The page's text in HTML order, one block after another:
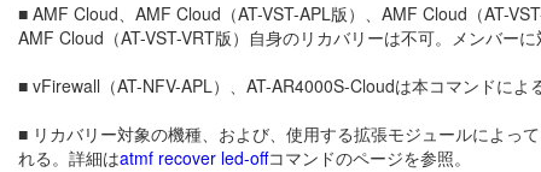
■ AMF Cloud、AMF Cloud（AT-VST-APL版）、AMF Cloud（AT-
AMF Cloud（AT-VST-VRT版）自身のリカバリーは不可。メンバー
■ vFirewall（AT-NFV-APL）、AT-AR4000S-Cloudは本コマンドによ
■ リカバリー対象の機種、および、使用する拡張モジュールによっ
れる。詳細はatmf recover led-offコマンドのページを参照。